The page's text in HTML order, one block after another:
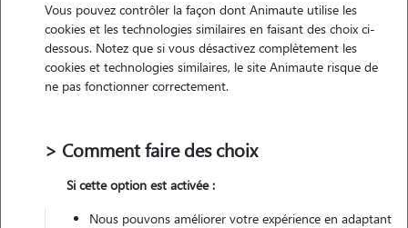
• 30 ans
Garde
chez le Pet Sitter
Pas d'animaux
Vous pouvez contrôler la façon dont Animaute utilise les
cookies et les technologies similaires en faisant des choix ci-
dessous. Notez que si vous désactivez complètement les
cookies et technologies similaires, le site Animaute risque de
ne pas fonctionner correctement.
> Comment faire des choix
Si cette option est activée :
Nous pouvons améliorer votre expérience en adaptant